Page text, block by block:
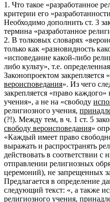
1. Что такое «разработанное
критерии его
Необходимо дополнить ст. 3
термина «разработанное
2. В толковых словарях
только как «разновидность
«исповедание какой-либо
либо культу», т.е.
Законопроектом закрепляется
вероисповедания». Из чего
закрепляется «право
учения», а не на «свободу
религиозного учения,
(?!). Между тем, в ч. 1 ст. 5
свободу вероисповедания»
«Каждый имеет право
выражать и распространять
действовать в соответствии с
отправлении религиозных
церемоний), не запрещенных
Предлагается в определение
следующий текст: «, а также
религиозного учения,